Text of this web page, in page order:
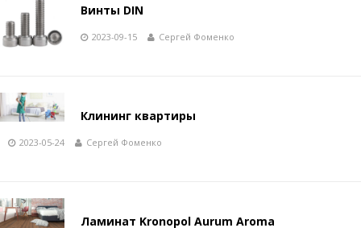
Винты DIN
2023-09-15 Сергей Фоменко
Клининг квартиры
2023-05-24 Сергей Фоменко
Ламинат Kronopol Aurum Aroma